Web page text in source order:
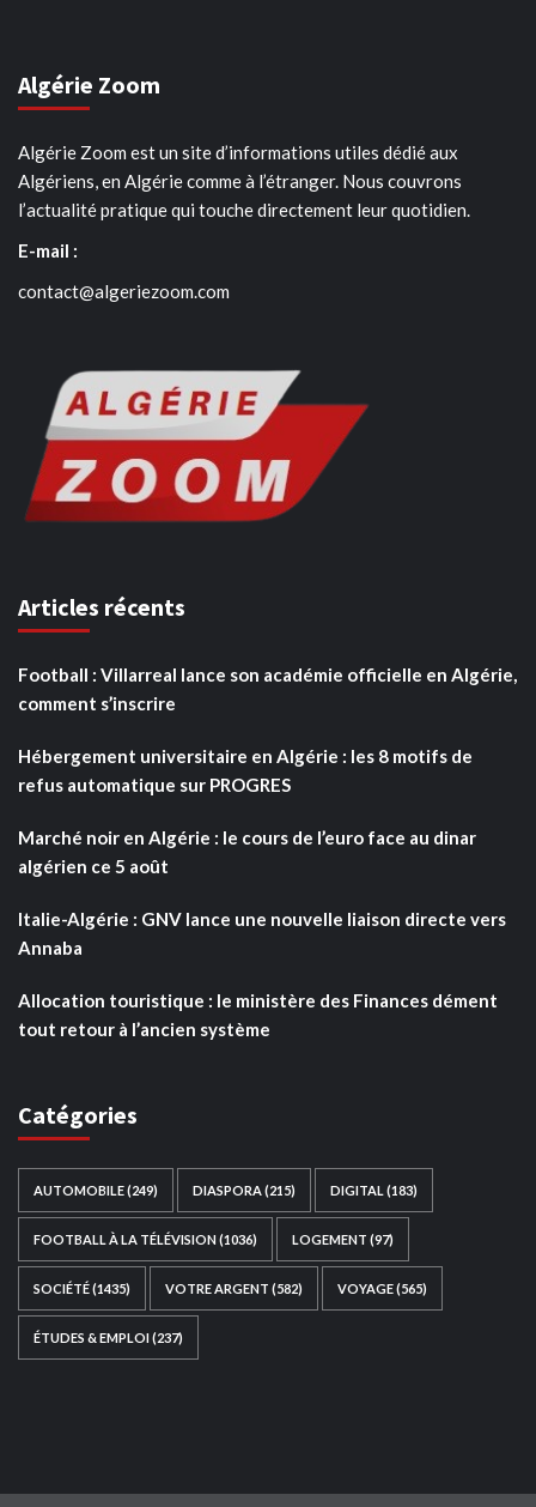
Algérie Zoom
Algérie Zoom est un site d’informations utiles dédié aux
Algériens, en Algérie comme à l’étranger. Nous couvrons
l’actualité pratique qui touche directement leur quotidien.
E-mail :
contact@algeriezoom.com
Articles récents
Football : Villarreal lance son académie officielle en Algérie,
comment s’inscrire
Hébergement universitaire en Algérie : les 8 motifs de
refus automatique sur PROGRES
Marché noir en Algérie : le cours de l’euro face au dinar
algérien ce 5 août
Italie-Algérie : GNV lance une nouvelle liaison directe vers
Annaba
Allocation touristique : le ministère des Finances dément
tout retour à l’ancien système
Catégories
AUTOMOBILE(249) DIASPORA (215) DIGITAL (183)
FOOTBALL À LA TÉLÉVISION(1036) LOGEMENT (97)
SOCIÉTÉ(1435) VOTRE ARGENT (582) VOYAGE(565)
ÉTUDES & EMPLOI(237)